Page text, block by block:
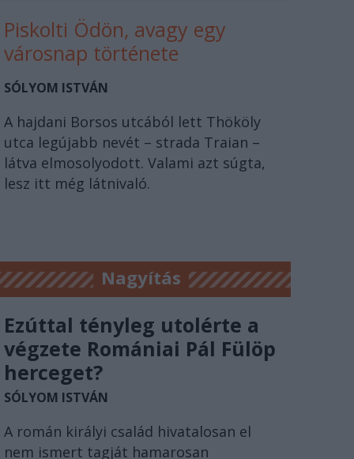
Piskolti Ödön, avagy egy
városnap története
SÓLYOM ISTVÁN
A hajdani Borsos utcából lett Thököly
utca legújabb nevét – strada Traian –
látva elmosolyodott. Valami azt súgta,
lesz itt még látnivaló.
Nagyítás
Ezúttal tényleg utolérte a
végzete Romániai Pál Fülöp
herceget?
SÓLYOM ISTVÁN
A román királyi család hivatalosan el
nem ismert tagját hamarosan